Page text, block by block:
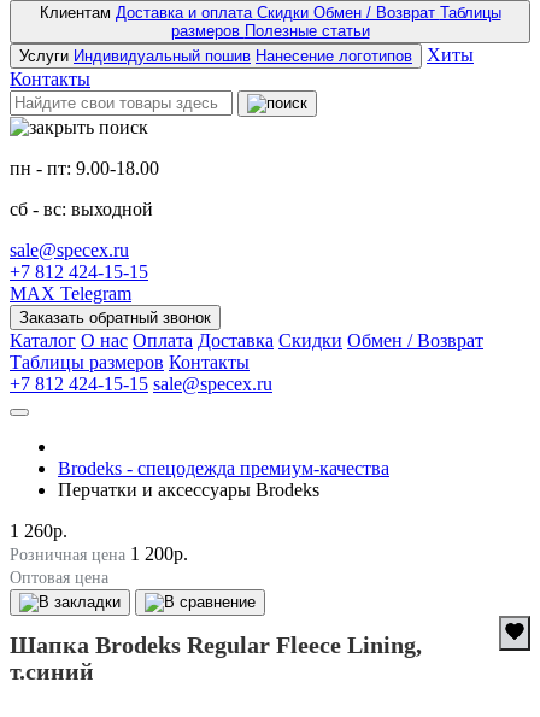
Клиентам Доставка и оплата Скидки Обмен / Возврат Таблицы
размеров Полезные статьи
Услуги Индивидуальный пошив Нанесение логотипов
Хиты
Контакты
пн - пт: 9.00-18.00
сб - вс: выходной
sale@specex.ru
+7 812 424-15-15
MAX Telegram
Заказать обратный звонок
Каталог О нас Оплата Доставка Скидки Обмен / Возврат
Таблицы размеров Контакты
+7 812 424-15-15 sale@specex.ru
Brodeks - спецодежда премиум-качества
Перчатки и аксессуары Brodeks
1 260р.
Розничная цена 1 200р.
Оптовая цена
Шапка Brodeks Regular Fleece Lining,
т.синий